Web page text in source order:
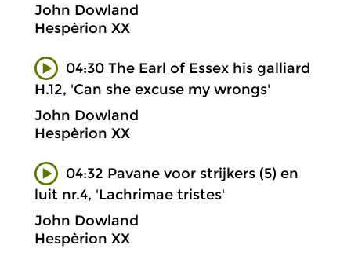
John Dowland
Hespèrion XX
04:30 The Earl of Essex his galliard
H.12, 'Can she excuse my wrongs'
John Dowland
Hespèrion XX
04:32 Pavane voor strijkers (5) en
luit nr.4, 'Lachrimae tristes'
John Dowland
Hespèrion XX